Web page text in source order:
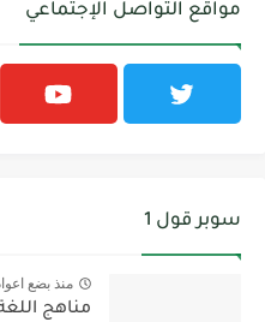
مواقع التواصل الإجتماعي
سوبر قول 1
منذ بضع
مناهج